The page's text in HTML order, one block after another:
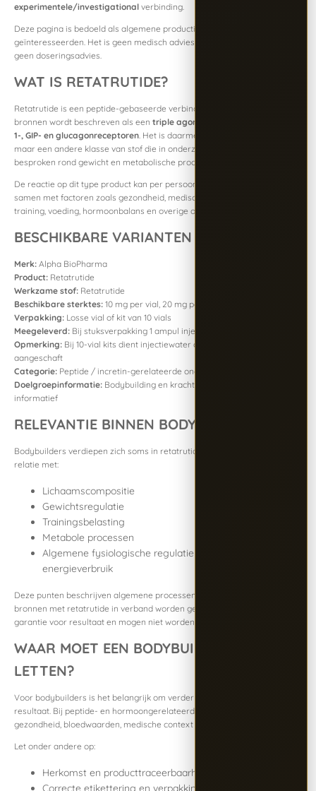
experimentele/investigational verbinding.
Deze pagina is bedoeld als algemene productinformatie voor sporters en
geïnteresseerden. Het is geen medisch advies, geen gebruiksadvies en
geen doseringsadvies.
WAT IS RETATRUTIDE?
Retatrutide is een peptide-gebaseerde verbinding die in beschikbare
bronnen wordt beschreven als een triple agonist
1-, GIP- en glucagonreceptoren. Het is daarmee geen groeihormoon,
maar een andere klasse van stof die in onderzoekscontext wordt
besproken rond gewicht en metabolische processen.
De reactie op dit type product kan per persoon sterk verschillen en hangt
samen met factoren zoals gezondheid, medische voorgeschiedenis,
training, voeding, hormoonbalans en overige omstandigheden.
BESCHIKBARE VARIANTEN
Merk: Alpha BioPharma
Product: Retatrutide
Werkzame stof: Retatrutide
Beschikbare sterktes: 10 mg per vial, 20 mg per vial
Verpakking: Losse vial of kit van 10 vials
Meegeleverd: Bij stuksverpakking 1 ampul injectiewater
Opmerking: Bij 10-vial kits dient injectiewater afzonderlijk te worden
aangeschaft
Categorie: Peptide / incretin-gerelateerde onderzoeksverbinding
Doelgroepinformatie: Bodybuilding en krachtsport, uitsluitend
informatief
RELEVANTIE BINNEN BODYBUILDING
Bodybuilders verdiepen zich soms in retatrutide vanwege de mogelijke
relatie met:
Lichaamscompositie
Gewichtsregulatie
Trainingsbelasting
Metabole processen
Algemene fysiologische regulatie van energie-inname en
energieverbruik
Deze punten beschrijven algemene processen die in beschikbare
bronnen met retatrutide in verband worden gebracht. Ze zijn geen
garantie voor resultaat en mogen niet worden gezien als gebruiksadvies.
WAAR MOET EEN BODYBUILDER OP
LETTEN?
Voor bodybuilders is het belangrijk om verder te kijken dan alleen fysiek
resultaat. Bij peptide- en hormoongerelateerde producten spelen ook
gezondheid, bloedwaarden, medische context en wetgeving een rol.
Let onder andere op:
Herkomst en producttraceerbaarheid
Correcte etikettering en verpakking